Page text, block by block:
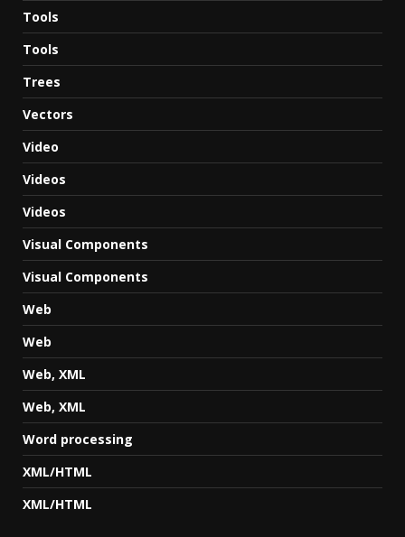
Tools
Tools
Trees
Vectors
Video
Videos
Videos
Visual Components
Visual Components
Web
Web
Web, XML
Web, XML
Word processing
XML/HTML
XML/HTML